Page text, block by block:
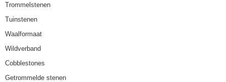
Trommelstenen
Tuinstenen
Waalformaat
Wildverband
Cobblestones
Getrommelde stenen